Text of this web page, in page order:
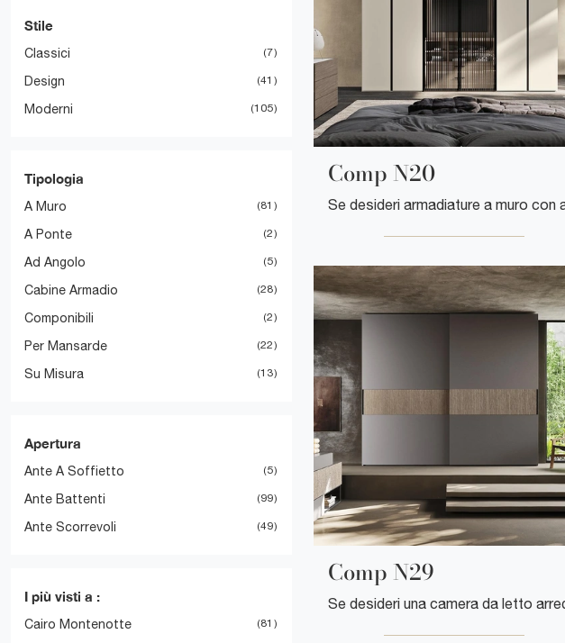
Stile
Classici 7
Design 41
Moderni 105
Tipologia
A Muro 81
A Ponte 2
Ad Angolo 5
Cabine Armadio 28
Componibili 2
Per Mansarde 22
Su Misura 13
Apertura
Ante A Soffietto 5
Ante Battenti 99
Ante Scorrevoli 49
I più visti a :
Cairo Montenotte 81
Comp N20
Comp N29